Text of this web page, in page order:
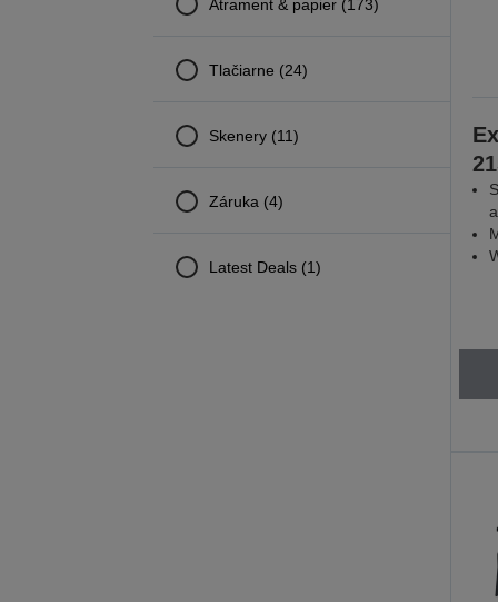
Atrament & papier (173)
Tlačiarne (24)
Skenery (11)
Záruka (4)
Latest Deals (1)